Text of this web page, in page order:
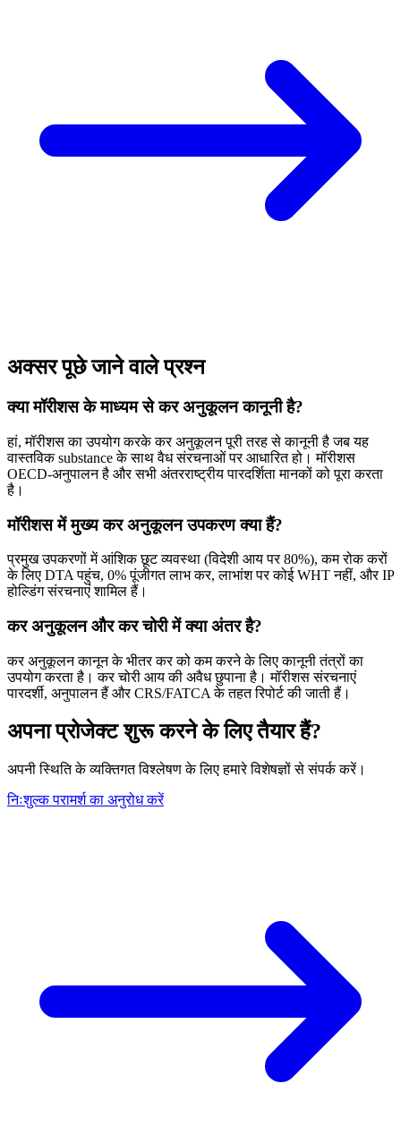
अक्सर पूछे जाने वाले प्रश्न
क्या मॉरीशस के माध्यम से कर अनुकूलन कानूनी है?
हां, मॉरीशस का उपयोग करके कर अनुकूलन पूरी तरह से कानूनी है जब यह
वास्तविक substance के साथ वैध संरचनाओं पर आधारित हो। मॉरीशस
OECD-अनुपालन है और सभी अंतरराष्ट्रीय पारदर्शिता मानकों को पूरा करता
है।
मॉरीशस में मुख्य कर अनुकूलन उपकरण क्या हैं?
प्रमुख उपकरणों में आंशिक छूट व्यवस्था (विदेशी आय पर 80%), कम रोक करों
के लिए DTA पहुंच, 0% पूंजीगत लाभ कर, लाभांश पर कोई WHT नहीं, और IP
होल्डिंग संरचनाएं शामिल हैं।
कर अनुकूलन और कर चोरी में क्या अंतर है?
कर अनुकूलन कानून के भीतर कर को कम करने के लिए कानूनी तंत्रों का
उपयोग करता है। कर चोरी आय की अवैध छुपाना है। मॉरीशस संरचनाएं
पारदर्शी, अनुपालन हैं और CRS/FATCA के तहत रिपोर्ट की जाती हैं।
अपना प्रोजेक्ट शुरू करने के लिए तैयार हैं?
अपनी स्थिति के व्यक्तिगत विश्लेषण के लिए हमारे विशेषज्ञों से संपर्क करें।
निःशुल्क परामर्श का अनुरोध करें